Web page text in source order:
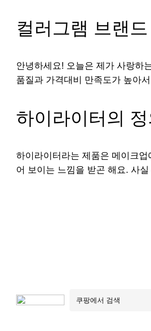
컬러그램 브랜
안녕하세요! 오늘은 제가 사랑하
품질과 가격대비 만족도가 높아
하이라이터의
하이라이터라는 제품은 메이크
어 보이는 느낌을 받곤 해요. 사